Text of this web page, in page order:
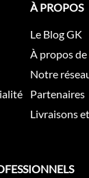
À PROPOS
Le Blog GK
À propos de
Notre
Partenaires
Livraisons